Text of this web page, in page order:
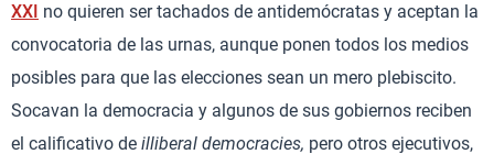
XXI no quieren ser tachados de antidemócratas y aceptan la
convocatoria de las urnas, aunque ponen todos los medios
posibles para que las elecciones sean un mero plebiscito.
Socavan la democracia y algunos de sus gobiernos reciben
el calificativo de illiberal democracies, pero otros ejecutivos,